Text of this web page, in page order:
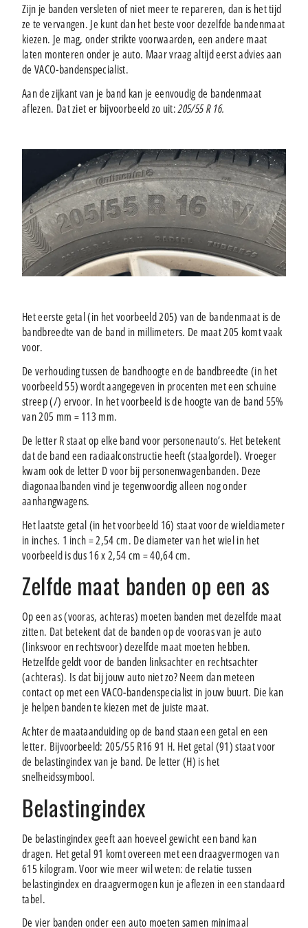
Zijn je banden versleten of niet meer te repareren, dan is het tijd
ze te vervangen. Je kunt dan het beste voor dezelfde bandenmaat
kiezen. Je mag, onder strikte voorwaarden, een andere maat
laten monteren onder je auto. Maar vraag altijd eerst advies aan
de VACO-bandenspecialist.
Aan de zijkant van je band kan je eenvoudig de bandenmaat
aflezen. Dat ziet er bijvoorbeeld zo uit:205/55 R 16.
Het eerste getal (in het voorbeeld 205) van de bandenmaat is de
bandbreedte van de band in millimeters. De maat 205 komt vaak
voor.
De verhouding tussen de bandhoogte en de bandbreedte (in het
voorbeeld 55) wordt aangegeven in procenten met een schuine
streep (/) ervoor. In het voorbeeld is de hoogte van de band 55%
van 205 mm = 113 mm.
De letter R staat op elke band voor personenauto’s. Het betekent
dat de band een radiaalconstructie heeft (staalgordel). Vroeger
kwam ook de letter D voor bij personenwagenbanden. Deze
diagonaalbanden vind je tegenwoordig alleen nog onder
aanhangwagens.
Het laatste getal (in het voorbeeld 16) staat voor de wieldiameter
in inches. 1 inch = 2,54 cm. De diameter van het wiel in het
voorbeeld is dus 16 x 2,54 cm = 40,64 cm.
Zelfde maat banden op een as
Op een as (vooras, achteras) moeten banden met dezelfde maat
zitten. Dat betekent dat de banden op de vooras van je auto
(linksvoor en rechtsvoor) dezelfde maat moeten hebben.
Hetzelfde geldt voor de banden linksachter en rechtsachter
(achteras). Is dat bij jouw auto niet zo? Neem dan meteen
contact op met een VACO-bandenspecialist in jouw buurt. Die kan
je helpen banden te kiezen met de juiste maat.
Achter de maataanduiding op de band staan een getal en een
letter. Bijvoorbeeld: 205/55 R16 91 H. Het getal (91) staat voor
de belastingindex van je band. De letter (H) is het
snelheidssymbool.
Belastingindex
De belastingindex geeft aan hoeveel gewicht een band kan
dragen. Het getal 91 komt overeen met een draagvermogen van
615 kilogram. Voor wie meer wil weten: de relatie tussen
belastingindex en draagvermogen kun je aflezen in een standaard
tabel.
De vier banden onder een auto moeten samen minimaal